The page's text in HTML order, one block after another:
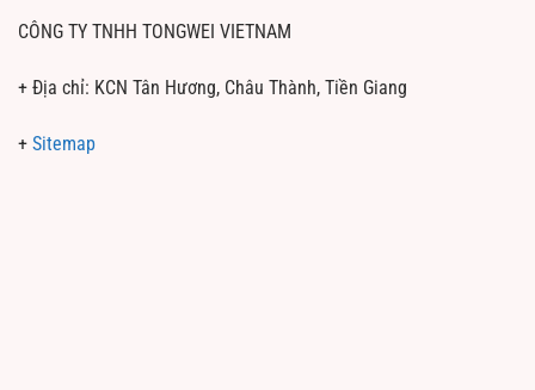
CÔNG TY TNHH TONGWEI VIETNAM
+ Địa chỉ: KCN Tân Hương, Châu Thành, Tiền Giang
+ Sitemap